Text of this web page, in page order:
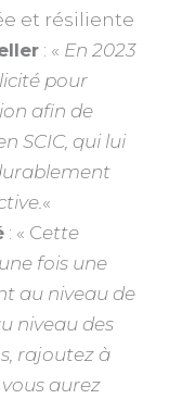
et résiliente
: « En 2023
pour
afin de
SCIC, qui lui
«
: « Cette
fois une
au niveau de
niveau des
rajoutez à
vous aurez